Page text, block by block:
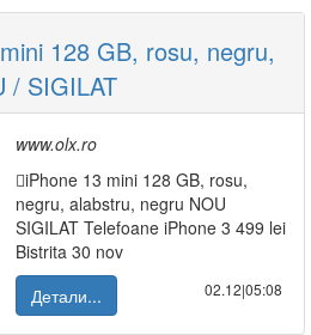
128 GB, rosu, negru,
/ SIGILAT
www.olx.ro
iPhone 13 mini 128 GB, rosu,
negru, alabstru, negru NOU
SIGILAT Telefoane iPhone 3 499 lei
Bistrita 30 nov
Детали...
02.12|05:08